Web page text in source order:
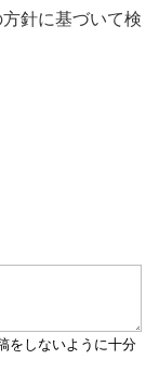
針に基づいて検